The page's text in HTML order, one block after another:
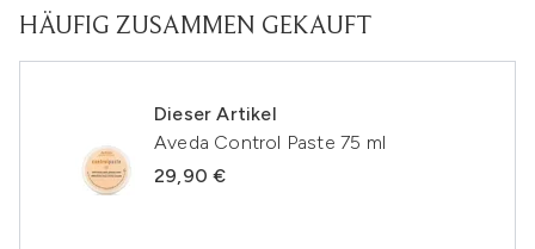
HÄUFIG ZUSAMMEN GEKAUFT
Dieser Artikel
Aveda Control Paste 75 ml
29,90 €